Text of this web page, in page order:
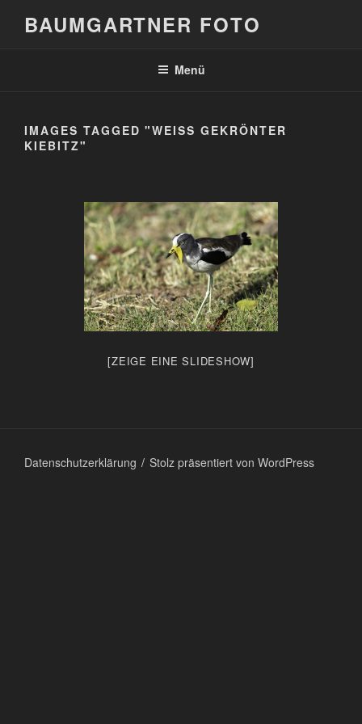
BAUMGARTNER FOTO
Menü
IMAGES TAGGED "WEISS GEKRÖNTER K
IEBITZ"
[ZEIGE EINE SLIDESHOW]
Datenschutzerklärung Stolz präsentiert von WordPress